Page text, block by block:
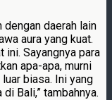
dengan daerah lain
aura yang kuat.
ini. Sayangnya para
apa-apa, murni
biasa. Ini yang
Bali,” tambahnya.